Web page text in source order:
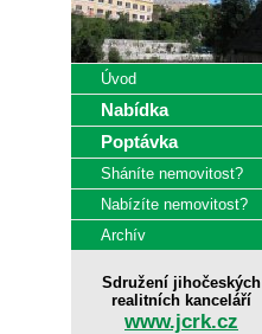
Úvod
Nabídka
Poptávka
Sháníte nemovitost?
Nabízíte nemovitost?
Archív
Sdružení jihočeských
realitních kanceláří
www.jcrk.cz